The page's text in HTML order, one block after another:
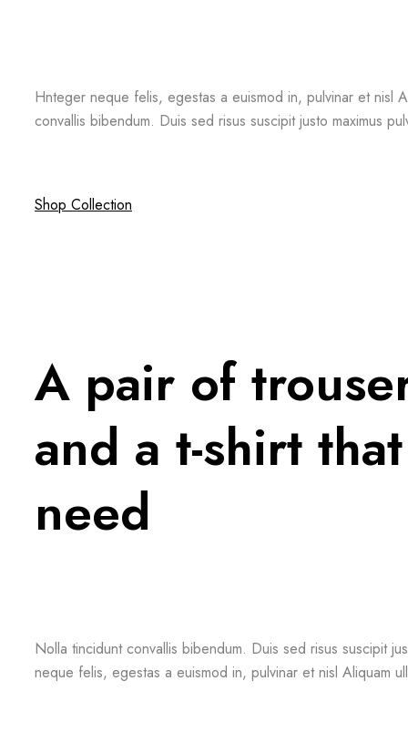
Hnteger neque felis, egestas a euismod in, pulvinar et nisl
convallis bibendum. Duis sed risus suscipit justo maximus
Shop Collection
A pair of
and a t-shirt
need
Nolla tincidunt convallis bibendum. Duis sed risus suscipit
neque felis, egestas a euismod in, pulvinar et nisl Aliquam